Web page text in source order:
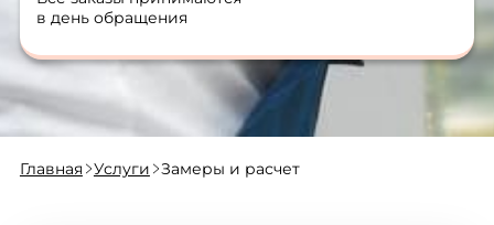
в день обращения
Главная Услуги Замеры и расчет